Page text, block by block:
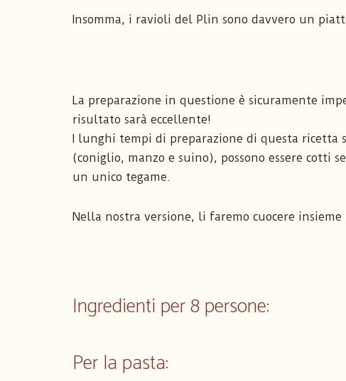
Insomma, i ravioli del Plin sono davvero un
La preparazione in questione è sicuramente
risultato sarà eccellente!
I lunghi tempi di preparazione di questa ricetta
(coniglio, manzo e suino), possono essere
un unico tegame.
Nella nostra versione, li faremo cuocere
Ingredienti per 8 persone:
Per la pasta: